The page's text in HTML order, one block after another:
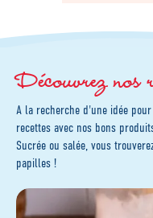
Découvrez nos
A la recherche d'une idée
recettes avec nos bons
Sucrée ou salée, vous
papilles !